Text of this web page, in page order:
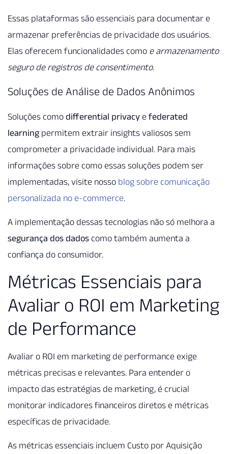
Essas plataformas são essenciais para documentar e
armazenar preferências de privacidade dos usuários.
Elas oferecem funcionalidades como e armazenamento
seguro de registros de consentimento.
Soluções de Análise de Dados Anônimos
Soluções como differential privacy e federated
learningpermitem extrair insights valiosos sem
comprometer a privacidade individual. Para mais
informações sobre como essas soluções podem ser
implementadas, visite nosso blog sobre comunicação
personalizada no e-commerce.
A implementação dessas tecnologias não só melhora a
segurança dos dados como também aumenta a
confiança do consumidor.
Métricas Essenciais para
Avaliar o ROI em Marketing
de Performance
Avaliar o ROI em marketing de performance exige
métricas precisas e relevantes. Para entender o
impacto das estratégias de marketing, é crucial
monitorar indicadores financeiros diretos e métricas
específicas de privacidade.
As métricas essenciais incluem Custo por Aquisição